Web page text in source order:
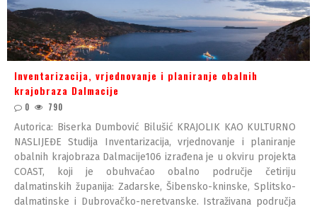
Inventarizacija, vrjednovanje i planiranje obalnih
krajobraza Dalmacije
0 790
Autorica: Biserka Dumbović Bilušić KRAJOLIK KAO KULTURNO
NASLIJEĐE Studija Inventarizacija, vrjednovanje i planiranje
obalnih krajobraza Dalmacije106 izrađena je u okviru projekta
COAST, koji je obuhvaćao obalno područje četiriju
dalmatinskih županija: Zadarske, Šibensko-kninske, Splitsko-
dalmatinske i Dubrovačko-neretvanske. Istraživana područja